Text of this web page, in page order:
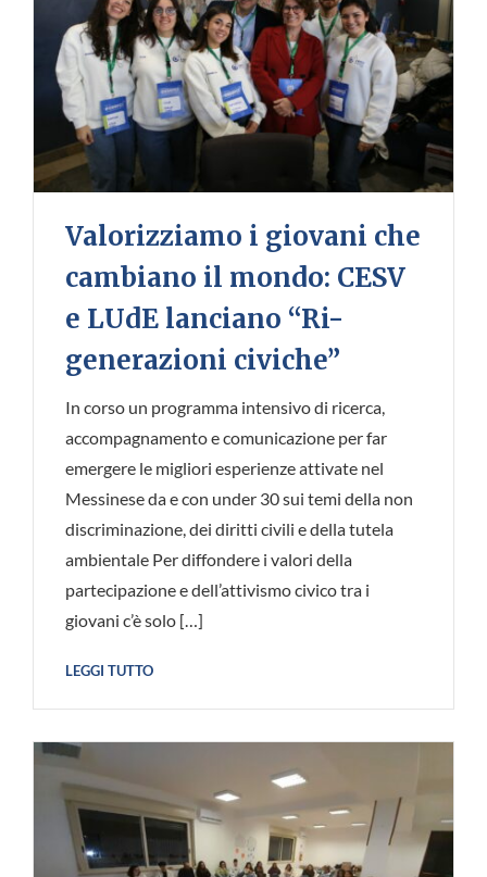
Valorizziamo i giovani che
cambiano il mondo: CESV
e LUdE lanciano “Ri-
generazioni civiche”
In corso un programma intensivo di ricerca,
accompagnamento e comunicazione per far
emergere le migliori esperienze attivate nel
Messinese da e con under 30 sui temi della non
discriminazione, dei diritti civili e della tutela
ambientale Per diffondere i valori della
partecipazione e dell’attivismo civico tra i
giovani c’è solo […]
LEGGI TUTTO